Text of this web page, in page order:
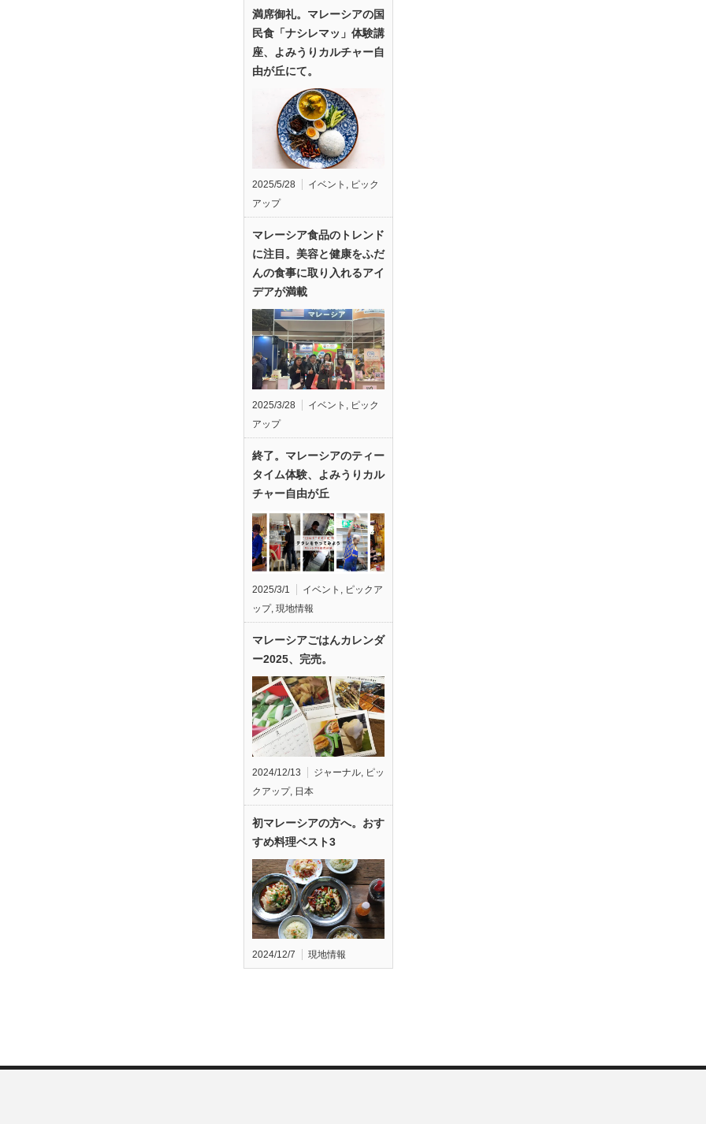
満席御礼。マレーシアの国
民食「ナシレマッ」体験講
座、よみうりカルチャー自
由が丘にて。
2025/5/28 イベント , ピック
アップ
マレーシア食品のトレンド
に注目。美容と健康をふだ
んの食事に取り入れるアイ
デアが満載
2025/3/28 イベント
ピック
アップ
終了。マレーシアのティー
タイム体験、よみうりカル
チャー自由が丘
2025/3/1 イベント , ピックア
ップ, 現地情報
マレーシアごはんカレンダ
ー2025、完売。
2024/12/13 ジャーナル ピッ
クアップ, 日本
初マレーシアの方へ。おす
すめ料理ベスト3
2024/12/7 現地情報